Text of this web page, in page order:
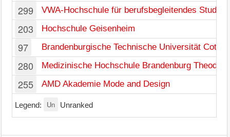
299 VWA-Hochschule für berufsbegleitendes Studium
203 Hochschule Geisenheim
97 Brandenburgische Technische Universität
280 Medizinische Hochschule Brandenburg Theodor
255 AMD Akademie Mode and Design
Legend: Un Unranked